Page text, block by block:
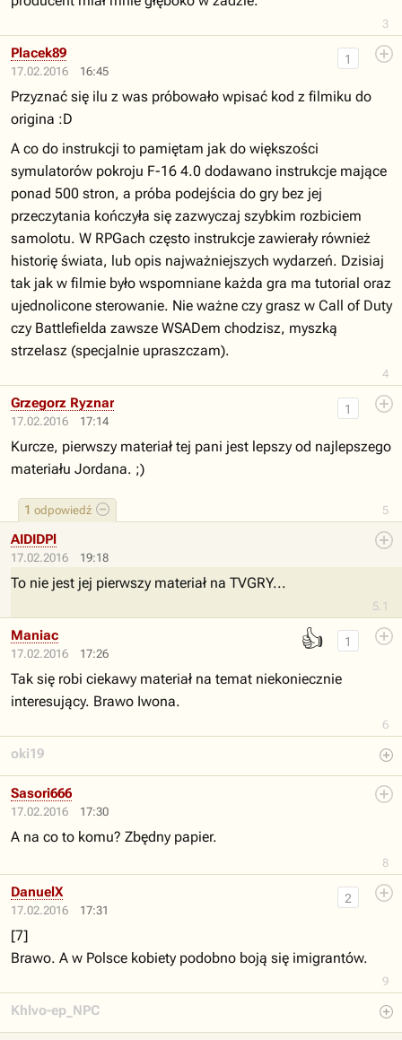
3
17.02.2016 16:45
4
1
Placek89
Przyznać się ilu z was próbowało wpisać kod z filmiku do
origina :D
A co do instrukcji to pamiętam jak do większości
symulatorów pokroju F-16 4.0 dodawano instrukcje mające
ponad 500 stron, a próba podejścia do gry bez jej
przeczytania kończyła się zazwyczaj szybkim rozbiciem
samolotu. W RPGach często instrukcje zawierały również
historię świata, lub opis najważniejszych wydarzeń. Dzisiaj
tak jak w filmie było wspomniane każda gra ma tutorial oraz
ujednolicone sterowanie. Nie ważne czy grasz w Call of Duty
czy Battlefielda zawsze WSADem chodzisz, myszką
strzelasz (specjalnie upraszczam).
17.02.2016 17:14
5
1
1 odpowiedź
Grzegorz Ryznar
Kurcze, pierwszy materiał tej pani jest lepszy od najlepszego
materiału Jordana. ;)
17.02.2016 19:18
5.1
AIDIDPl
To nie jest jej pierwszy materiał na TVGRY...
17.02.2016 17:26
👍
6
1
Maniac
Tak się robi ciekawy materiał na temat niekoniecznie
interesujący. Brawo Iwona.
oki19
17.02.2016 17:30
8
Sasori666
A na co to komu? Zbędny papier.
17.02.2016 17:31
9
2
DanuelX
[7]
Brawo. A w Polsce kobiety podobno boją się imigrantów.
Khlvo-ep_NPC